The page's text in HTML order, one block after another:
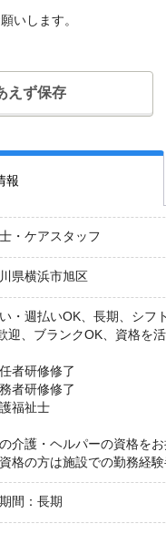
いします。
えず保存
報
・ケアスタッフ
県横浜市旭区
・週払いOK、長期、シフ
迎、ブランクOK、資格を
任者研修修了
務者研修修了
護福祉士
介護・ヘルパーの資格を
格の方は施設での勤務経験
間：長期